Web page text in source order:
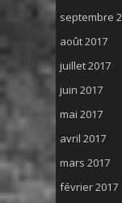
septembre
août 2017
juillet 2017
juin 2017
mai 2017
avril 2017
mars 2017
février 2017